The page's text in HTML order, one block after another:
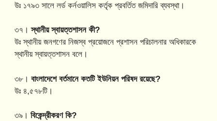
উঃ ১৭৯৩ সালে লর্ড কর্নওয়ালিস কর্তৃক প্রবর্তিত জমিদারি ব্যবস্থা।
৩৭।স্থানীয় স্বায়ত্তশাসন কী?
উঃ স্থানীয় জনগণের নিজস্ব প্রয়োজনে প্রশাসন পরিচালনার অধিকারকে
স্থানীয় স্বায়ত্তশাসন বলে।
৩৮। বাংলাদেশে বর্তমানে কতটি ইউনিয়ন পরিষদ রয়েছে?
উঃ ৪,৫৭৮টি।
৩৯। বিকেন্দ্রীকরণ কি?